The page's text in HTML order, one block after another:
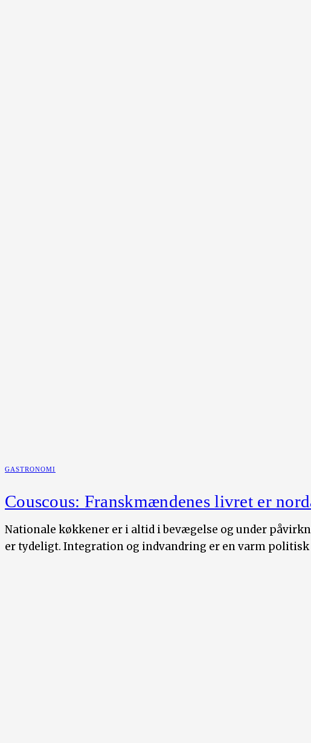
GASTRONOMI
Couscous: Franskmændenes livret er
Nationale køkkener er i altid i bevægelse og under
er tydeligt. Integration og indvandring er en varm